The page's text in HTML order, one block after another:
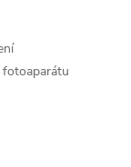
fotoaparátu